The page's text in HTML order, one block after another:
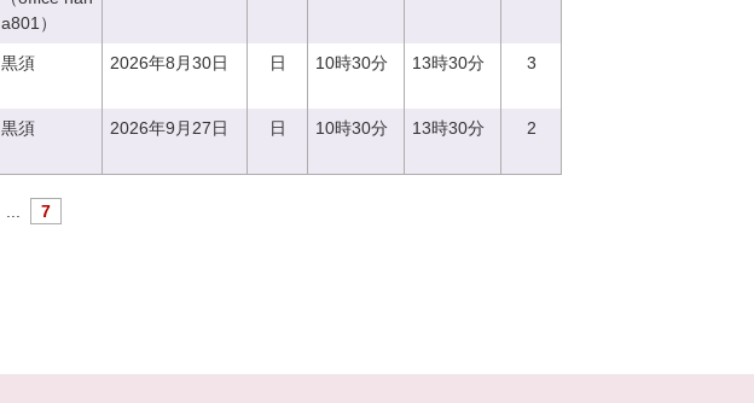
a801）
黒須 2026年8月30日 日 10時30分 13時30分 3
黒須 2026年9月27日 日 10時30分 13時30分 2
7